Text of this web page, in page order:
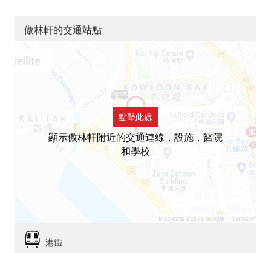
傲林軒的交通站點
點擊此處
顯示傲林軒附近的交通連線，設施，醫院
和學校
港鐵